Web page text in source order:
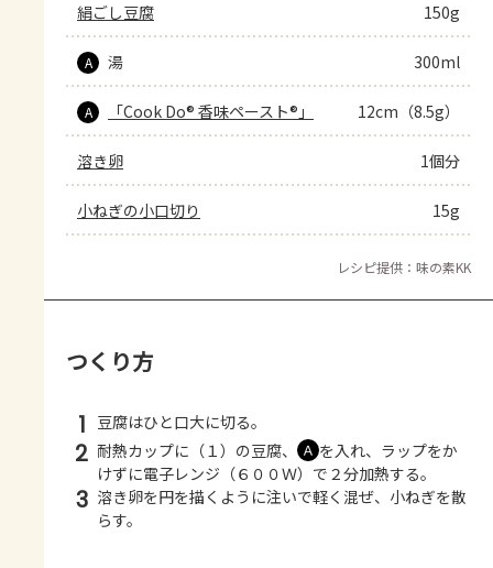
絹ごし豆腐 150g
A 湯 300ml
A 「Cook Do® 香味ペースト®」 12cm（8.5g）
溶き卵 1個分
小ねぎの小口切り 15g
レシピ提供：味の素KK
つくり方
1 豆腐はひと口大に切る。
2 耐熱カップに（１）の豆腐、 Ａ を入れ、ラップをか
けずに電子レンジ（６００Ｗ）で２分加熱する。
3 溶き卵を円を描くように注いで軽く混ぜ、小ねぎを散
らす。